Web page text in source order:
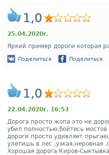
1,0
25.04.2020г.
Яркий пример дороги которая
Поделиться Поделиться
1,0
22.04.2020г. 16:53
Дорога просто жопа это не
убил полностью,бойтесь
дороги просто удивляет
улетишь в лес ,узкая,неровная
Хорошая дорога Киров-